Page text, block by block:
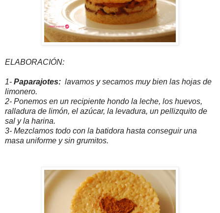
ELABORACIÓN:
1- Paparajotes: lavamos y secamos muy bien las hojas de
limonero.
2- Ponemos en un recipiente hondo la leche, los huevos,
ralladura de limón, el azúcar, la levadura, un pellizquito de
sal y la harina.
3- Mezclamos todo con la batidora hasta conseguir una
masa uniforme y sin grumitos.